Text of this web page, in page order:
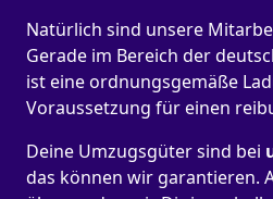
Natürlich sind unsere
Gerade im Bereich der
ist eine ordnungsgemäße
Voraussetzung für einen
Deine Umzugsgüter sind bei
das können wir garantieren.